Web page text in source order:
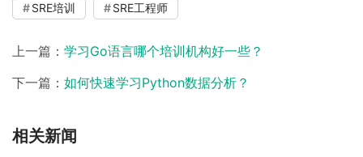
SRE培训 SRE工程师
上一篇： 学习Go语言哪个培训机构好一些？
下一篇： 如何快速学习Python数据分析？
相关新闻